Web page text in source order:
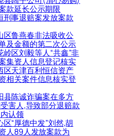
款延长公示期限
刑事退赔案发放案款
区鲁燕春非法吸收公
及金额的第二次公示
区刘毅等人“共鑫”非
集资人信息登记核实
区天津百利恒信资产
相关案件信息核实登
县陈诚诈骗案在多方
害人,导致部分退赔款
认领
“厚德中发”刘然,胡
人89人发放案款为